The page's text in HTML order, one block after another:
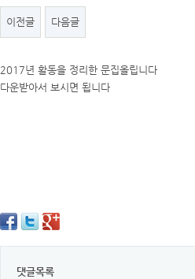
이전글 다음글
2017년 활동을 정리한 문집올립니다
다운받아서 보시면 됩니다
댓글목록